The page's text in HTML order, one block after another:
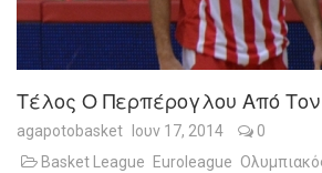
Τέλος Ο Περπέρογλου Από
agapotobasket Ιουν 17, 2014
0
Basket League
Euroleague